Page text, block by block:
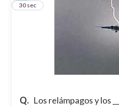
Q. Los relámpagos y los
34
30 sec